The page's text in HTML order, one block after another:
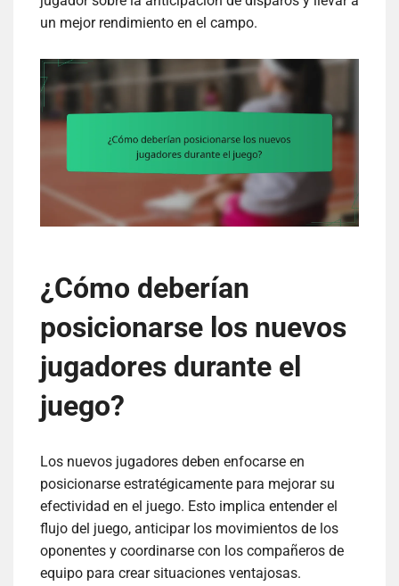
un mejor rendimiento en el campo.
¿Cómo deberían
posicionarse los nuevos
jugadores durante el
juego?
Los nuevos jugadores deben enfocarse en
posicionarse estratégicamente para mejorar su
efectividad en el juego. Esto implica entender el
flujo del juego, anticipar los movimientos de los
oponentes y coordinarse con los compañeros de
equipo para crear situaciones ventajosas.